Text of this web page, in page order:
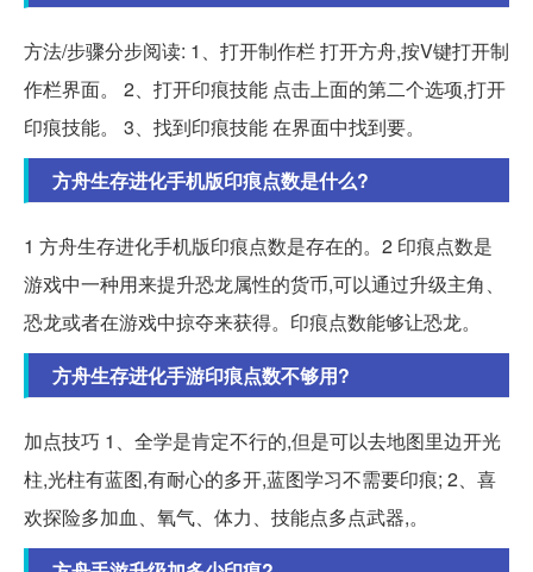
方法/步骤分步阅读: 1、打开制作栏 打开方舟,按V键打开制
作栏界面。 2、打开印痕技能 点击上面的第二个选项,打开
印痕技能。 3、找到印痕技能 在界面中找到要。
方舟生存进化手机版印痕点数是什么?
1 方舟生存进化手机版印痕点数是存在的。2 印痕点数是
游戏中一种用来提升恐龙属性的货币,可以通过升级主角、
恐龙或者在游戏中掠夺来获得。印痕点数能够让恐龙。
方舟生存进化手游印痕点数不够用?
加点技巧 1、全学是肯定不行的,但是可以去地图里边开光
柱,光柱有蓝图,有耐心的多开,蓝图学习不需要印痕; 2、喜
欢探险多加血、氧气、体力、技能点多点武器,。